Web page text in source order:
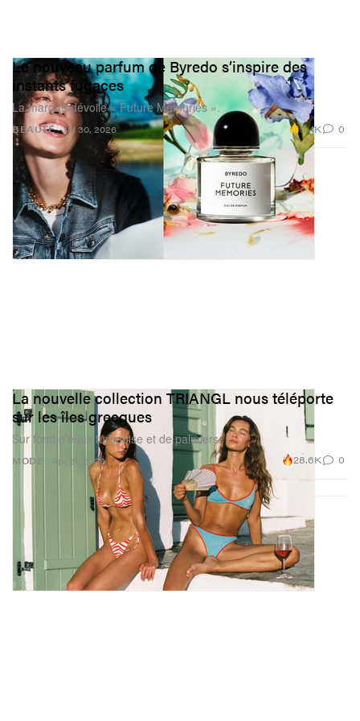
BEAUTÉ
Le nouveau parfum de Byredo s’inspire des
instants fugaces
La marque dévoile « Future Memories ».
Jul 30, 2026 3.4K 0
MODE
La nouvelle collection TRIANGL nous téléporte
sur les îles grecques
Sur fond d’eaux turquoise et de palmiers.
Apr 21, 2026 28.6K 0